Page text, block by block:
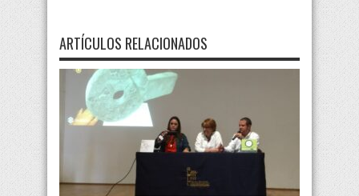
ARTÍCULOS RELACIONADOS